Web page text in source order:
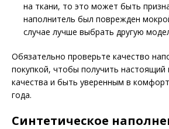
на ткани, то это может быть
наполнитель был поврежден
случае лучше выбрать другую
Обязательно проверьте качество
покупкой, чтобы получить настоящий
качества и быть уверенным в
года.
Синтетическое